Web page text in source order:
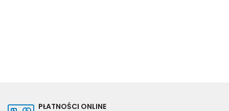
PŁATNOŚCI ONLINE